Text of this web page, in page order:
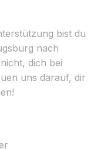
bist du
nach
dich bei
uns darauf, dir